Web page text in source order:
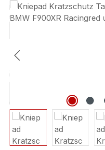
Bildergalerie überspringen